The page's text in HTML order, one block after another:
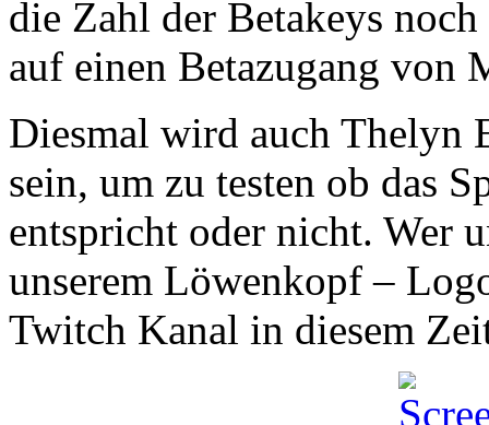
die Zahl der Betakeys
auf einen Betazugang von
Diesmal wird auch Thelyn
sein, um zu testen ob das
entspricht oder nicht. Wer
unserem Löwenkopf –
Twitch Kanal in diesem